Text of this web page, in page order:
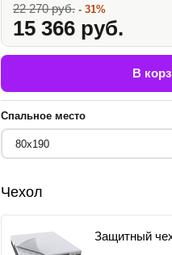
22 270 руб. - 31%
15 366 руб.
В
Спальное место
Чехол
Защитный